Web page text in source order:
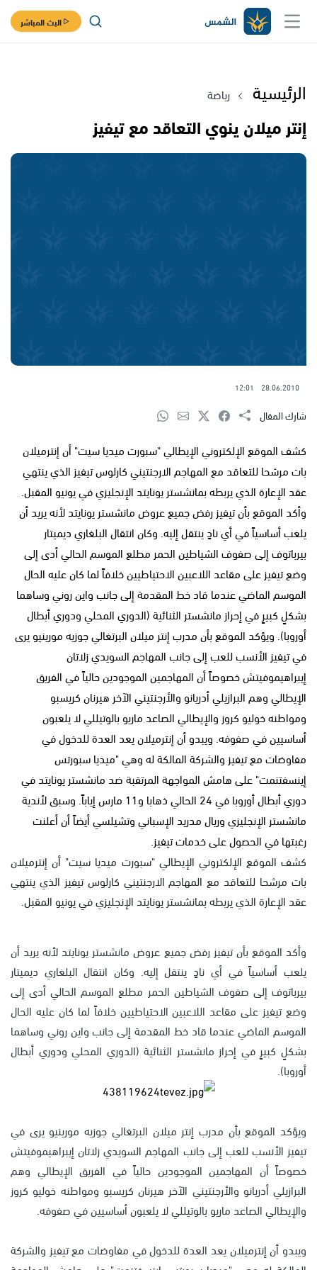
البث المباشر
الرئيسية رياضة
إنتر ميلان ينوي التعاقد مع تيفيز
28.06.2010
12:01
شارك المقال
كشف الموقع الإلكتروني الإيطالي "سبورت ميديا سيت" أن إنترميلان
بات مرشحا للتعاقد مع المهاجم الارجنتيني كارلوس تيفيز الذي ينتهي
عقد الإعارة الذي يربطه بمانشستر يونايتد الإنجليزي في يونيو المقبل.
وأكد الموقع بأن تيفيز رفض جميع عروض مانشستر يونايتد لأنه يريد أن
يلعب أساسياً في أي نادٍ ينتقل إليه. وكان انتقال البلغاري ديميتار
بيرباتوف إلى صفوف الشياطين الحمر مطلع الموسم الحالي أدى إلى
وضع تيفيز على مقاعد اللاعبين الاحتياطيين خلافاً لما كان عليه الحال
الموسم الماضي عندما قاد خط المقدمة إلى جانب واين روني وساهما
بشكلٍ كبيرٍ في إحراز مانشستر الثنائية (الدوري المحلي ودوري أبطال
أوروبا). ويؤكد الموقع بأن مدرب إنتر ميلان البرتغالي جوزيه مورينيو يرى
في تيفيز الأنسب للعب إلى جانب المهاجم السويدي زلاتان
إيبراهيموفيتش خصوصاً أن المهاجمين الموجودين حالياً في الفريق
الإيطالي وهم البرازيلي أدريانو والأرجنتيني الآخر هيرنان كريسبو
ومواطنه خوليو كروز والإيطالي الصاعد ماريو بالوتيللي لا يلعبون
أساسيين في صفوفه. ويبدو أن إنترميلان يعد العدة للدخول في
مفاوضات مع تيفيز والشركة المالكة له وهي "ميديا سبورتس
إينسفتنمت" على هامش المواجهة المرتقبة ضد مانشستر يونايتد في
دوري أبطال أوروبا في 24 الحالي ذهابا و11 مارس إياباً. وسبق لأندية
مانشستر الإنجليزي وريال مدريد الإسباني وتشيلسي أيضاً أن أعلنت
رغبتها في الحصول على خدمات تيفيز.
كشف الموقع الإلكتروني الإيطالي "سبورت ميديا سيت" أن إنترميلان
بات مرشحا للتعاقد مع المهاجم الارجنتيني كارلوس تيفيز الذي ينتهي
عقد الإعارة الذي يربطه بمانشستر يونايتد الإنجليزي في يونيو المقبل.
وأكد الموقع بأن تيفيز رفض جميع عروض مانشستر يونايتد لأنه يريد أن
يلعب أساسياً في أي نادٍ ينتقل إليه. وكان انتقال البلغاري ديميتار
بيرباتوف إلى صفوف الشياطين الحمر مطلع الموسم الحالي أدى إلى
وضع تيفيز على مقاعد اللاعبين الاحتياطيين خلافاً لما كان عليه الحال
الموسم الماضي عندما قاد خط المقدمة إلى جانب واين روني وساهما
بشكلٍ كبيرٍ في إحراز مانشستر الثنائية (الدوري المحلي ودوري أبطال
أوروبا).
ويؤكد الموقع بأن مدرب إنتر ميلان البرتغالي جوزيه مورينيو يرى في
تيفيز الأنسب للعب إلى جانب المهاجم السويدي زلاتان إيبراهيموفيتش
خصوصاً أن المهاجمين الموجودين حالياً في الفريق الإيطالي وهم
البرازيلي أدريانو والأرجنتيني الآخر هيرنان كريسبو ومواطنه خوليو كروز
والإيطالي الصاعد ماريو بالوتيللي لا يلعبون أساسيين في صفوفه.
ويبدو أن إنترميلان يعد العدة للدخول في مفاوضات مع تيفيز والشركة